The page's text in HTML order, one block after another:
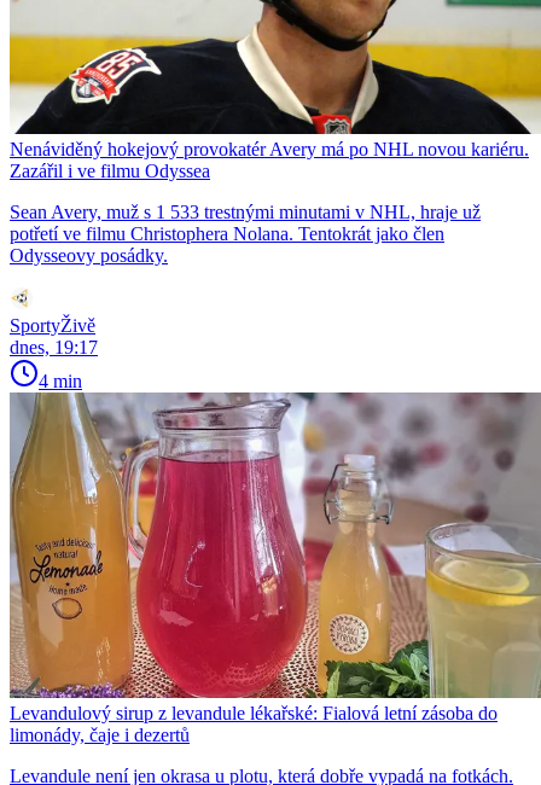
Nenáviděný hokejový provokatér Avery má po NHL novou kariéru.
Zazářil i ve filmu Odyssea
Sean Avery, muž s 1 533 trestnými minutami v NHL, hraje už
potřetí ve filmu Christophera Nolana. Tentokrát jako člen
Odysseovy posádky.
SportyŽivě
dnes, 19:17
4 min
Levandulový sirup z levandule lékařské: Fialová letní zásoba do
limonády, čaje i dezertů
Levandule není jen okrasa u plotu, která dobře vypadá na fotkách.